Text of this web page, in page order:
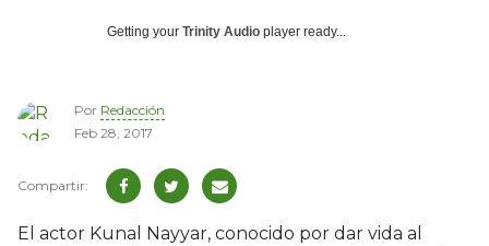
Getting your Trinity Audio player ready...
Por Redacción
Feb 28, 2017
El actor Kunal Nayyar, conocido por dar vida al